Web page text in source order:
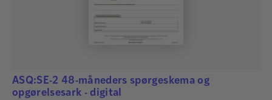
ASQ:SE-2 48-måneders spørgeskema og
opgørelsesark - digital